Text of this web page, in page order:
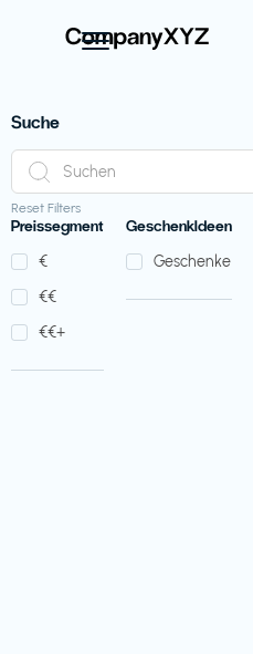
Suche
Reset Filters
Preissegment
€‎
€‎€‎
€‎€‎+
GeschenkIdeen
Geschenke